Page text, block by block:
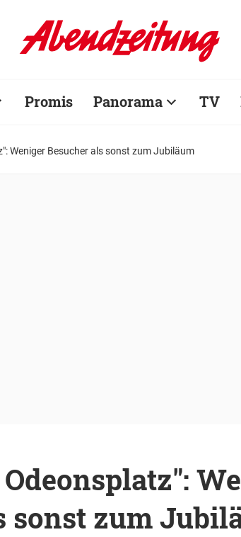
Promis Panorama TV
Weniger Besucher als sonst zum Jubiläum
sonst zum